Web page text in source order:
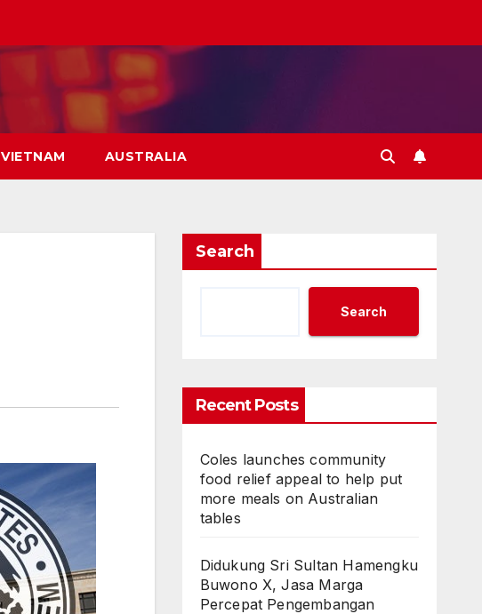
VIETNAM AUSTRALIA
Search
Search
Recent Posts
Coles launches community
food relief appeal to help put
more meals on Australian
tables
Didukung Sri Sultan Hamengku
Buwono X, Jasa Marga
Percepat Pengembangan